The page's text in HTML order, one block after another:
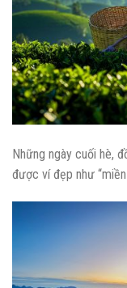
Những ngày cuối hè,
được ví đẹp như